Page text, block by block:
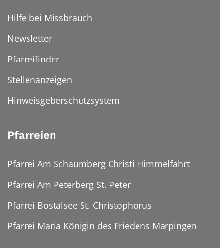
Hilfe bei Missbrauch
Newsletter
Pfarreifinder
Stellenanzeigen
Hinweisgeberschutzsystem
Pfarreien
Pfarrei Am Schaumberg Christi Himmelfahrt
Pfarrei Am Peterberg St. Peter
Pfarrei Bostalsee St. Christophorus
Pfarrei Maria Königin des Friedens Marpingen